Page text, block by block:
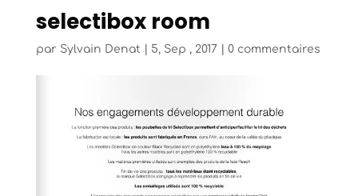
selectibox room
par Sylvain Denat 5, Sep , 2017 0 commentaires